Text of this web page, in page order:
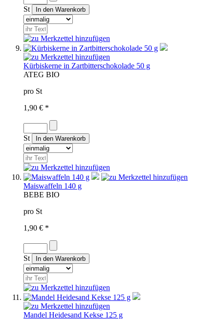
St
Kürbiskerne in Zartbitterschokolade 50 g
ATEG BIO
pro St
1,90 € *
St
Maiswaffeln 140 g
BEBE BIO
pro St
1,90 € *
St
Mandel Heidesand Kekse 125 g